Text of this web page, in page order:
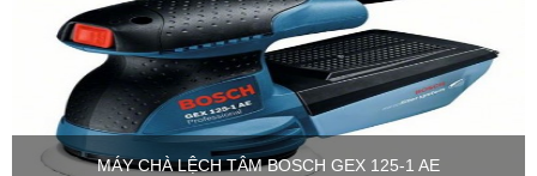
MÁY CHÀ LỆCH TÂM BOSCH GEX 125-1 AE